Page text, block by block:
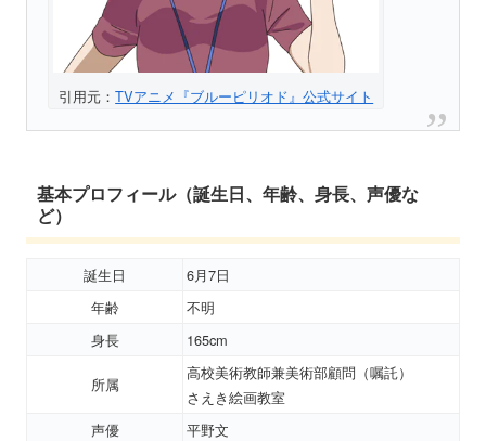
引用元：TVアニメ『ブルーピリオド』公式サイト
基本プロフィール（誕生日、年齢、身長、声優な
ど）
誕生日
6月7日
年齢
不明
身長
165cm
所属
高校美術教師兼美術部顧問（嘱託）
さえき絵画教室
声優
平野文